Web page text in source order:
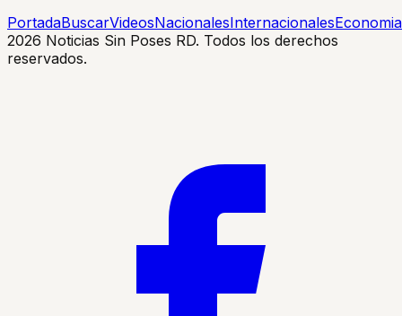
PortadaBuscarVideosNacionalesInternacionalesEconomia
2026 Noticias Sin Poses RD. Todos los derechos
reservados.